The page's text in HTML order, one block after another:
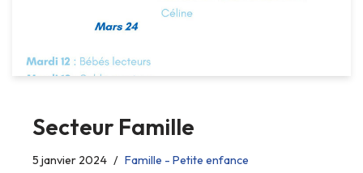
Secteur Famille
5 janvier 2024 Famille - Petite enfance